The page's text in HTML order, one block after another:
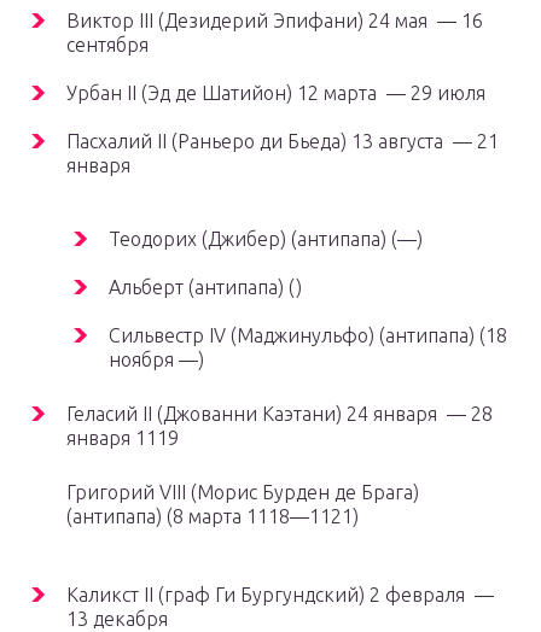
Виктор III (Дезидерий Эпифани) 24 мая — 16
сентября
Урбан II (Эд де Шатийон) 12 марта — 29 июля
Пасхалий II (Раньеро ди Бьеда) 13 августа — 21
января
Теодорих (Джибер) (антипапа) (—)
Альберт (антипапа) ()
Сильвестр IV (Маджинульфо) (антипапа) (18
ноября —)
Геласий II (Джованни Каэтани) 24 января — 28
января 1119
Григорий VIII (Морис Бурден де Брага)
(антипапа) (8 марта 1118—1121)
Каликст II (граф Ги Бургундский) 2 февраля —
13 декабря